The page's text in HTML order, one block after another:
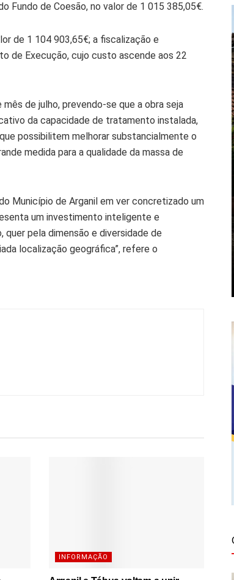
Fundo de Coesão, no valor de 1 015 385,05€.
de 1 104 903,65€; a fiscalização e
de Execução, cujo custo ascende aos 22
de julho, prevendo-se que a obra seja
da capacidade de tratamento instalada,
possibilitem melhorar substancialmente o
medida para a qualidade da massa de
Município de Arganil em ver concretizado um
um investimento inteligente e
pela dimensão e diversidade de
localização geográfica”, refere o
INFORMAÇÃO